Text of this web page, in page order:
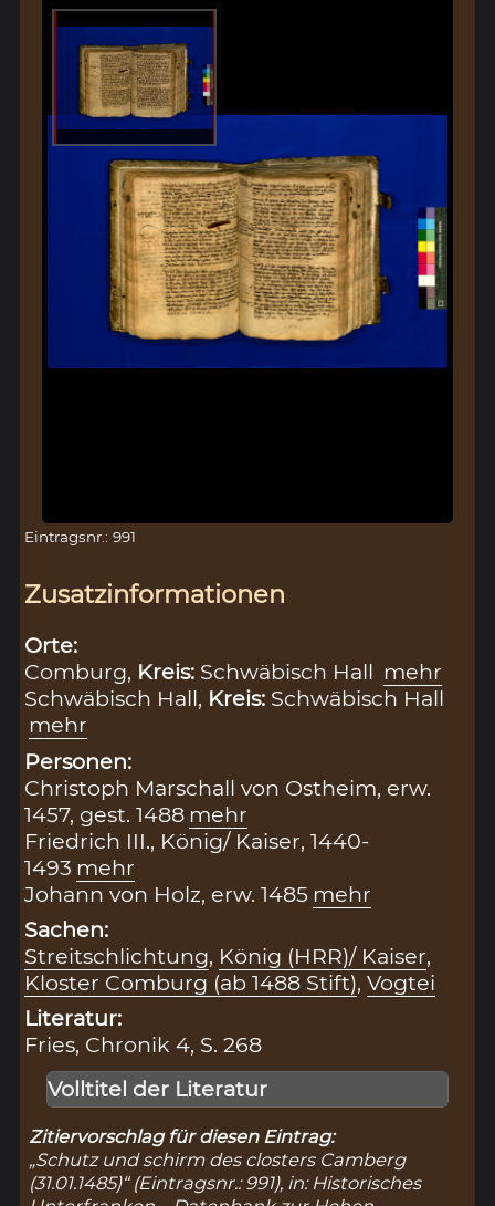
Eintragsnr.: 991
Zusatzinformationen
Orte:
Comburg, Kreis: Schwäbisch Hall mehr
Schwäbisch Hall, Kreis: Schwäbisch Hall
mehr
Personen:
Christoph Marschall von Ostheim, erw.
1457, gest. 1488 mehr
Friedrich III., König/ Kaiser, 1440-
1493 mehr
Johann von Holz, erw. 1485 mehr
Sachen:
Streitschlichtung, König (HRR)/ Kaiser,
Kloster Comburg (ab 1488 Stift),Vogtei
Literatur:
Fries, Chronik 4, S. 268
Volltitel der Literatur
Zitiervorschlag für diesen Eintrag:
„Schutz und schirm des closters Camberg
(31.01.1485)“ (Eintragsnr.: 991), in: Historisches